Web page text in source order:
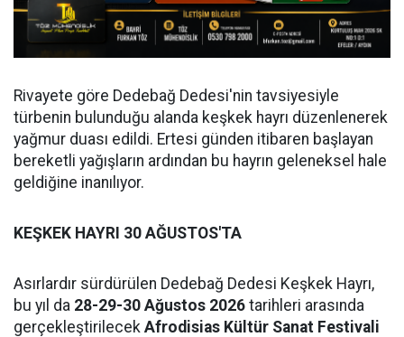
Rivayete göre Dedebağ Dedesi'nin tavsiyesiyle
türbenin bulunduğu alanda keşkek hayrı düzenlenerek
yağmur duası edildi. Ertesi günden itibaren başlayan
bereketli yağışların ardından bu hayrın geleneksel hale
geldiğine inanılıyor.
KEŞKEK HAYRI 30 AĞUSTOS'TA
Asırlardır sürdürülen Dedebağ Dedesi Keşkek Hayrı,
bu yıl da 28-29-30 Ağustos 2026 tarihleri arasında
gerçekleştirilecek Afrodisias Kültür Sanat Festivali